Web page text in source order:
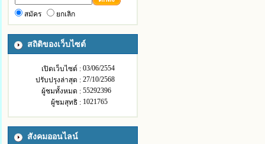
สมัคร
ยกเลิก
สถิติของเว็บไซต์
เปิดเว็บไซต์ : 03/06/2554
ปรับปรุงล่าสุด : 27/10/2568
ผู้ชมทั้งหมด : 55292396
ผู้ชมสุทธิ : 1021765
สังคมออนไลน์